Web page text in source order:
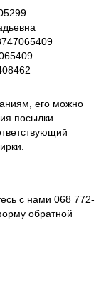
его можно
посылки.
с нами 068 772-
обратной